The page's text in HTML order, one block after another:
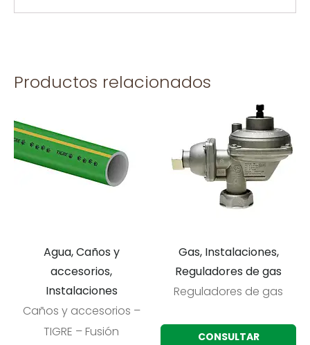
Productos relacionados
Agua, Caños y
accesorios,
Instalaciones
Caños y accesorios –
TIGRE – Fusión
Gas, Instalaciones,
Reguladores de gas
Reguladores de gas
CONSULTAR